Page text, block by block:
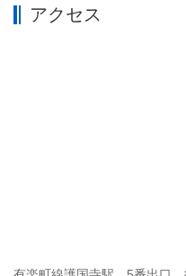
アクセス